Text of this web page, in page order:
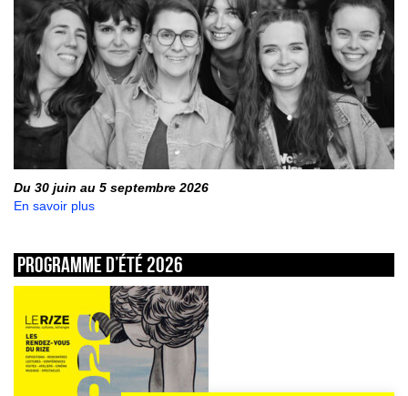
Du 30 juin au 5 septembre 2026
En savoir plus
Programme d’été 2026